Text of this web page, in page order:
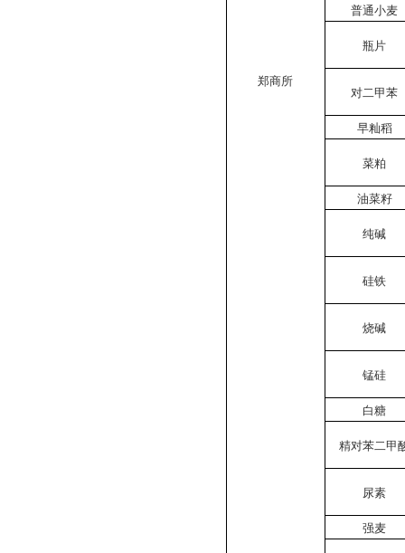
郑商所
普通小麦
瓶片
对二甲苯
早籼稻
菜粕
油菜籽
纯碱
硅铁
烧碱
锰硅
白糖
精对苯二甲
尿素
强麦